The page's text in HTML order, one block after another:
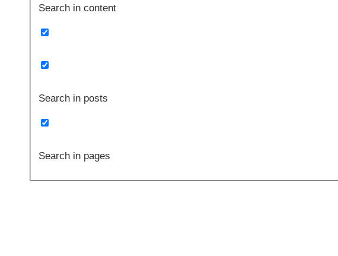
Search in content
Search in posts
Search in pages